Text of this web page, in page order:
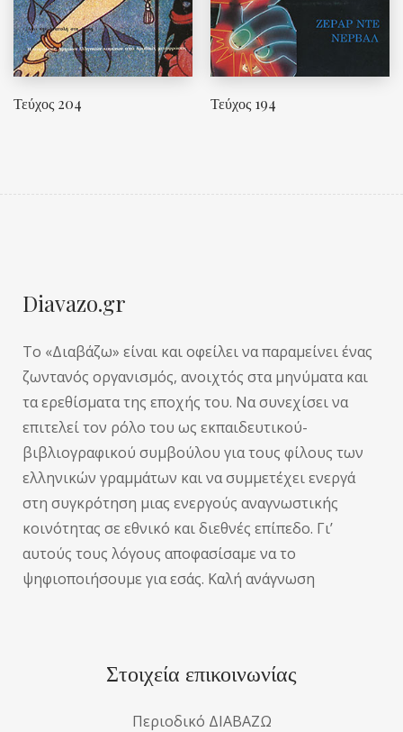
Τεύχος 204 Τεύχος 194
Diavazo.gr
Το «Διαβάζω» είναι και οφείλει να παραμείνει ένας
ζωντανός οργανισμός, ανοιχτός στα μηνύματα και
τα ερεθίσματα της εποχής του. Να συνεχίσει να
επιτελεί τον ρόλο του ως εκπαιδευτικού-
βιβλιογραφικού συμβούλου για τους φίλους των
ελληνικών γραμμάτων και να συμμετέχει ενεργά
στη συγκρότηση μιας ενεργούς αναγνωστικής
κοινότητας σε εθνικό και διεθνές επίπεδο. Γι’
αυτούς τους λόγους αποφασίσαμε να το
ψηφιοποιήσουμε για εσάς. Καλή ανάγνωση
Στοιχεία επικοινωνίας
Περιοδικό ΔΙΑΒΑΖΩ